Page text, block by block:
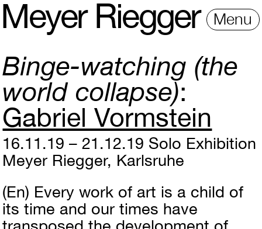
Meyer Riegger Menu
Binge-watching (the
world collapse)
Gabriel Vormstein
16.11.19 – 21.12.19 Solo Exhibition
Meyer Riegger, Karlsruhe
(En) Every work of art is a child of
its time and our times have